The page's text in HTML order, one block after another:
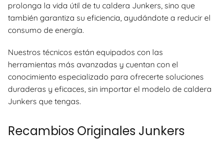
prolonga la vida útil de tu caldera Junkers, sino que
también garantiza su eficiencia, ayudándote a reducir el
consumo de energía.
Nuestros técnicos están equipados con las
herramientas más avanzadas y cuentan con el
conocimiento especializado para ofrecerte soluciones
duraderas y eficaces, sin importar el modelo de caldera
Junkers que tengas.
Recambios Originales Junkers